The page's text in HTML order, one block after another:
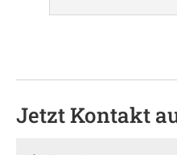
Jetzt Kontakt